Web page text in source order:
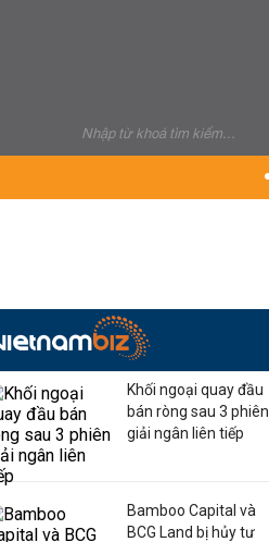
Khối ngoại quay đầu
bán ròng sau 3 phiên
giải ngân liên tiếp
Bamboo Capital và
BCG Land bị hủy tư